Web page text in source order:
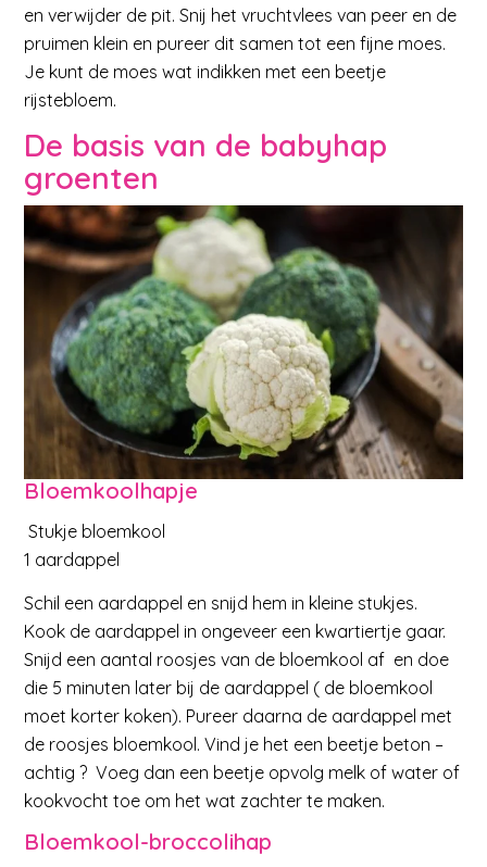
en verwijder de pit. Snij het vruchtvlees van peer en de
pruimen klein en pureer dit samen tot een fijne moes.
Je kunt de moes wat indikken met een beetje
rijstebloem.
De basis van de babyhap
groenten
Bloemkoolhapje
Stukje bloemkool
1 aardappel
Schil een aardappel en snijd hem in kleine stukjes.
Kook de aardappel in ongeveer een kwartiertje gaar.
Snijd een aantal roosjes van de bloemkool af en doe
die 5 minuten later bij de aardappel ( de bloemkool
moet korter koken). Pureer daarna de aardappel met
de roosjes bloemkool. Vind je het een beetje beton –
achtig ? Voeg dan een beetje opvolg melk of water of
kookvocht toe om het wat zachter te maken.
Bloemkool-broccolihap